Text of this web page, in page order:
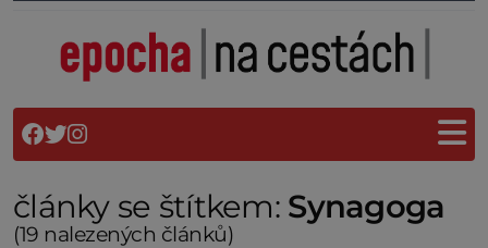
články se štítkem: Synagoga
(19 nalezených článků)